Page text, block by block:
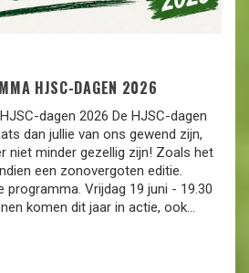
HJSC-DAGEN 2026
dagen 2026 De HJSC-dagen
dan jullie van ons gewend zijn,
niet minder gezellig zijn! Zoals het
een zonovergoten editie.
programma. Vrijdag 19 juni - 19.30
komen dit jaar in actie, ook...